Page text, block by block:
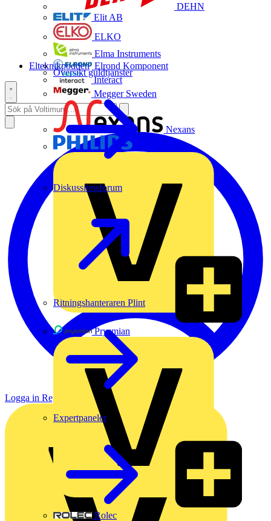
DEHN
Elit AB
ELKO
Elma Instruments
Elrond Komponent
Interact
Megger Sweden
Nexans
Prysmian
Rolec
Översikt guldtjänster
Diskussionsforum
Ritningshanteraren Plint
Expertpaneler
Elteknikpodden
Logga in Registrera dig